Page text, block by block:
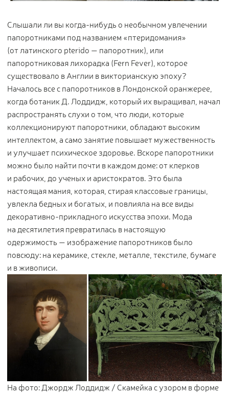
Готовые решения от Treez
Алфавитный указатель
Прайс-листы и каталоги
О Treez
Доставка и оплата
Вопросы и ответы
Контакты
Новости
Статьи
СМИ о нас
Слышали ли вы когда-нибудь о необычном увлечении
папоротниками под названием «птеридомания»
(от латинского pterido — папоротник), или
папоротниковая лихорадка (Fern Fever), которое
существовало в Англии в викторианскую эпоху?
Началось все с папоротников в Лондонской оранжерее,
когда ботаник Д. Лоддидж, который их выращивал, начал
распространять слухи о том, что люди, которые
коллекционируют папоротники, обладают высоким
интеллектом, а само занятие повышает мужественность
и улучшает психическое здоровье. Вскоре папоротники
можно было найти почти в каждом доме: от клерков
и рабочих, до ученых и аристократов. Это была
настоящая мания, которая, стирая классовые границы,
увлекла бедных и богатых, и повлияла на все виды
декоративно-прикладного искусства эпохи. Мода
на десятилетия превратилась в настоящую
одержимость — изображение папоротников было
повсюду: на керамике, стекле, металле, текстиле, бумаге
и в живописи.
На фото: Джордж Лоддидж / Скамейка с узором в форме